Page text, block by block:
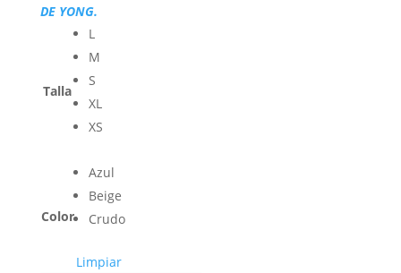
DE YONG.
Talla
L
M
S
XL
XS
Color
Azul
Beige
Crudo
Limpiar